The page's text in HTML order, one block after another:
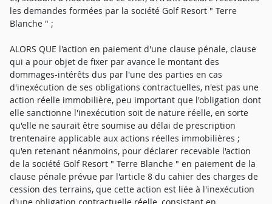
les demandes formées par la société Golf Resort " Terre
Blanche " ;
ALORS QUE l'action en paiement d'une clause pénale, clause
qui a pour objet de fixer par avance le montant des
dommages-intérêts dus par l'une des parties en cas
d'inexécution de ses obligations contractuelles, n'est pas une
action réelle immobilière, peu important que l'obligation dont
elle sanctionne l'inexécution soit de nature réelle, en sorte
qu'elle ne saurait être soumise au délai de prescription
trentenaire applicable aux actions réelles immobilières ;
qu'en retenant néanmoins, pour déclarer recevable l'action
de la société Golf Resort " Terre Blanche " en paiement de la
clause pénale prévue par l'article 8 du cahier des charges de
cession des terrains, que cette action est liée à l'inexécution